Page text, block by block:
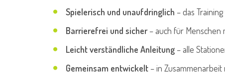
Spielerisch und unaufdringlich – das
Barrierefrei und sicher– auch für
Leicht verständliche Anleitung – alle
Gemeinsam entwickelt – in